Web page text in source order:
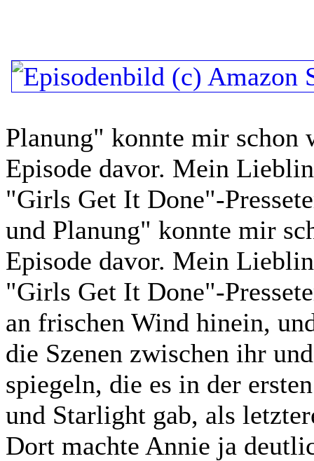
Planung" konnte mir schon
Episode davor. Mein
"Girls Get It Done"-
und Planung" konnte mir
Episode davor. Mein
"Girls Get It Done"-
an frischen Wind hinein,
die Szenen zwischen ihr
spiegeln, die es in der
und Starlight gab, als
Dort machte Annie ja